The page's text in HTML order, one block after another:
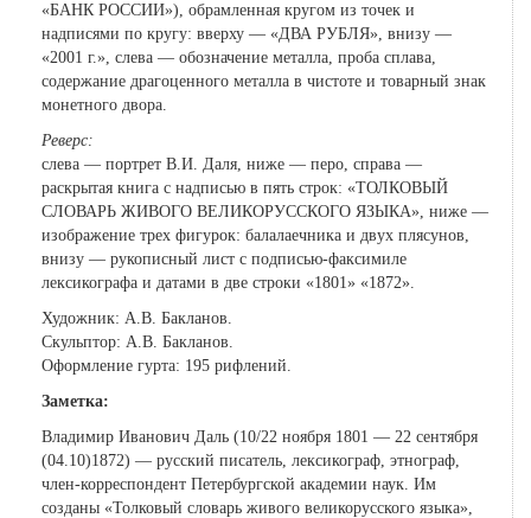
«БАНК РОССИИ»), обрамленная кругом из точек и
надписями по кругу: вверху — «ДВА РУБЛЯ», внизу —
«2001 г.», слева — обозначение металла, проба сплава,
содержание драгоценного металла в чистоте и товарный знак
монетного двора.
Реверс:
слева — портрет В.И. Даля, ниже — перо, справа —
раскрытая книга с надписью в пять строк: «ТОЛКОВЫЙ
СЛОВАРЬ ЖИВОГО ВЕЛИКОРУССКОГО ЯЗЫКА», ниже —
изображение трех фигурок: балалаечника и двух плясунов,
внизу — рукописный лист с подписью-факсимиле
лексикографа и датами в две строки «1801» «1872».
Художник: А.В. Бакланов.
Скульптор: А.В. Бакланов.
Оформление гурта: 195 рифлений.
Заметка:
Владимир Иванович Даль (10/22 ноября 1801 — 22 сентября
(04.10)1872) — русский писатель, лексикограф, этнограф,
член-корреспондент Петербургской академии наук. Им
созданы «Толковый словарь живого великорусского языка»,